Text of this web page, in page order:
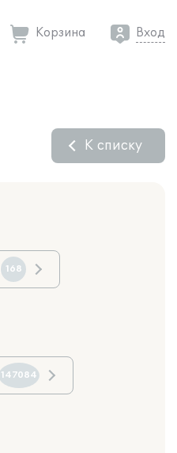
Корзина Вход
К списку
168
147084